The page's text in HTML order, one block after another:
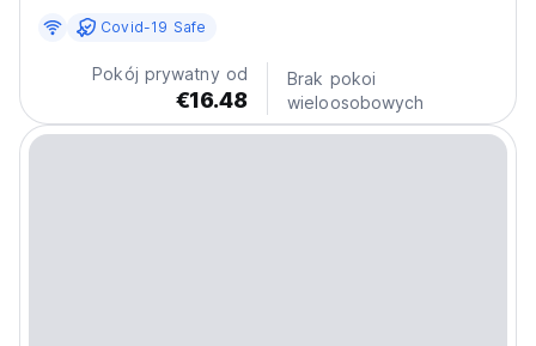
peaceful and welcoming environment in a prime area of
the city. Located near essential services and shops,...
Covid-19 Safe
Pokój prywatny od
€16.48
Brak pokoi
wieloosobowych